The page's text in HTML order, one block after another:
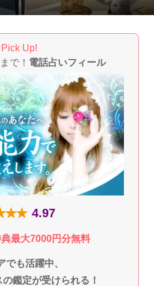
Pick Up!
で！ 電話占いフィール
4.97
最大7000円分無料
も活躍中、
鑑定が受けられる！